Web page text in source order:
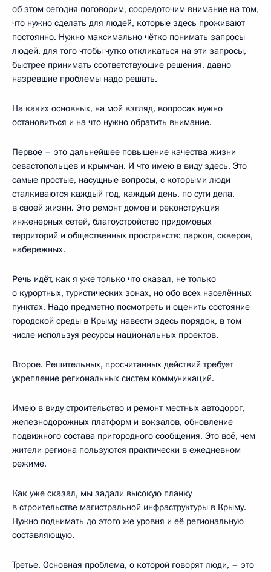
об этом сегодня поговорим, сосредоточим внимание на том,
что нужно сделать для людей, которые здесь проживают
постоянно. Нужно максимально чётко понимать запросы
людей, для того чтобы чутко откликаться на эти запросы,
быстрее принимать соответствующие решения, давно
назревшие проблемы надо решать.
На каких основных, на мой взгляд, вопросах нужно
остановиться и на что нужно обратить внимание.
Первое – это дальнейшее повышение качества жизни
севастопольцев и крымчан. И что имею в виду здесь. Это
самые простые, насущные вопросы, с которыми люди
сталкиваются каждый год, каждый день, по сути дела,
в своей жизни. Это ремонт домов и реконструкция
инженерных сетей, благоустройство придомовых
территорий и общественных пространств: парков, скверов,
набережных.
Речь идёт, как я уже только что сказал, не только
о курортных, туристических зонах, но обо всех населённых
пунктах. Надо предметно посмотреть и оценить состояние
городской среды в Крыму, навести здесь порядок, в том
числе используя ресурсы национальных проектов.
Второе. Решительных, просчитанных действий требует
укрепление региональных систем коммуникаций.
Имею в виду строительство и ремонт местных автодорог,
железнодорожных платформ и вокзалов, обновление
подвижного состава пригородного сообщения. Это всё, чем
жители региона пользуются практически в ежедневном
режиме.
Как уже сказал, мы задали высокую планку
в строительстве магистральной инфраструктуры в Крыму.
Нужно поднимать до этого же уровня и её региональную
составляющую.
Третье. Основная проблема, о которой говорят люди, – это